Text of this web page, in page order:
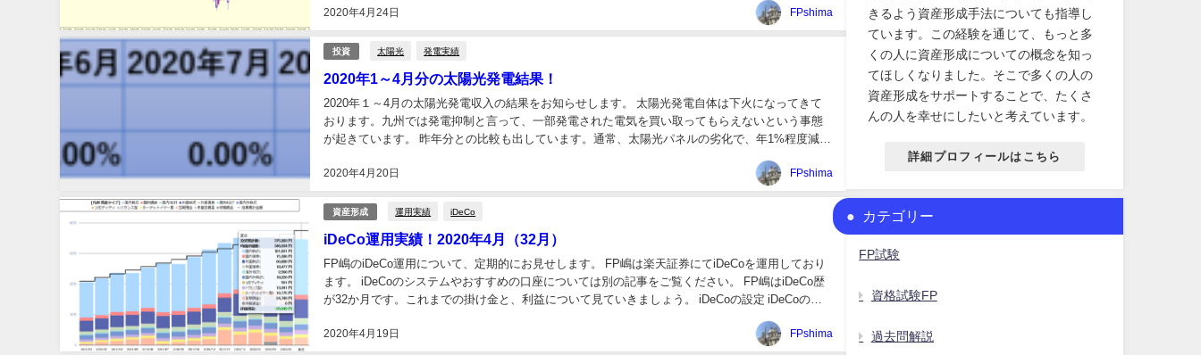
2020年4月24日 FPshima
投資 太陽光 発電実績
2020年1～4月分の太陽光発電結果！
2020年4月20日
2020年１～4月の太陽光発電収入の結果をお知らせします。 太陽光発電自体は下火になってきて
おります。九州では発電抑制と言って、一部発電された電気を買い取ってもらえないという事態
が起きています。 昨年分との比較も出しています。通常、太陽光パネルの劣化で、年1%程度減少
FPshima
資産形成 運用実績 iDeCo
iDeCo運用実績！2020年4月（32月）
2020年4月19日
FP嶋のiDeCo運用について、定期的にお見せします。 FP嶋は楽天証券にてiDeCoを運用しており
ます。 iDeCoのシステムやおすすめの口座については別の記事をご覧ください。 FP嶋はiDeCo歴
が32か月です。これまでの掛け金と、利益について見ていきましょう。 iDeCoの設定 iDeCoの設
FPshima
きるよう資産形成手法についても指導し
ています。この経験を通じて、もっと多
くの人に資産形成についての概念を知っ
てほしくなりました。そこで多くの人の
資産形成をサポートすることで、たくさ
んの人を幸せにしたいと考えています。
詳細プロフィールはこちら
カテゴリー
FP試験
資格試験FP
過去問解説